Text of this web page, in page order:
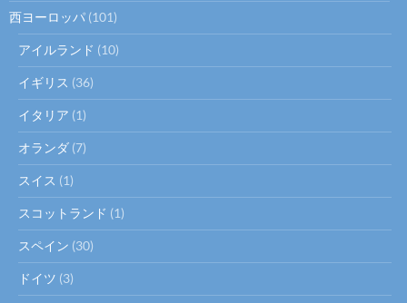
西ヨーロッパ (101)
アイルランド (10)
イギリス (36)
イタリア (1)
オランダ (7)
スイス (1)
スコットランド (1)
スペイン (30)
ドイツ (3)